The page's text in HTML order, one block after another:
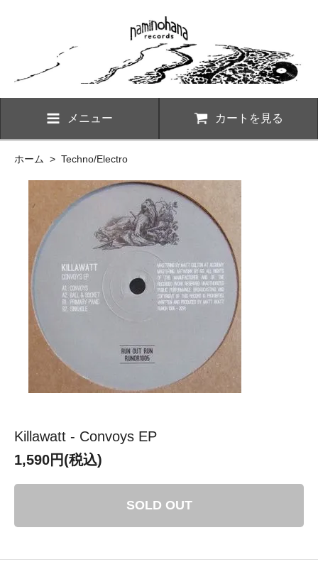
メニュー カートを見る
ホーム > Techno/Electro
Killawatt - Convoys EP
1,590円(税込)
SOLD OUT